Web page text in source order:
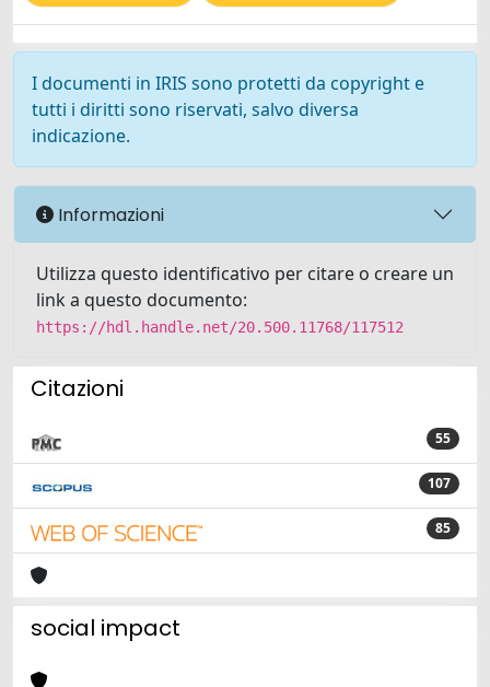
I documenti in IRIS sono protetti da copyright e
tutti i diritti sono riservati, salvo diversa
indicazione.
Informazioni
Utilizza questo identificativo per citare o creare un
link a questo documento:
https://hdl.handle.net/20.500.11768/117512
Citazioni
55
107
85
social impact